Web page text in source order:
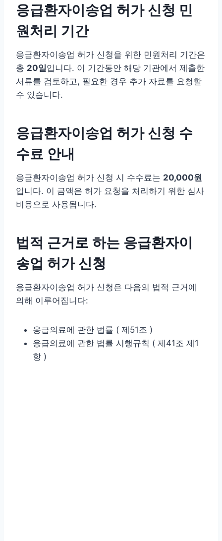
응급환자이송업 허가 신청 민
원처리 기간
응급환자이송업 허가 신청을 위한 민원처리 기간은
총 20일입니다. 이 기간동안 해당 기관에서 제출한
서류를 검토하고, 필요한 경우 추가 자료를 요청할
수 있습니다.
응급환자이송업 허가 신청 수
수료 안내
응급환자이송업 허가 신청 시 수수료는 20,000원
입니다. 이 금액은 허가 요청을 처리하기 위한 심사
비용으로 사용됩니다.
법적 근거로 하는 응급환자이
송업 허가 신청
응급환자이송업 허가 신청은 다음의 법적 근거에
의해 이루어집니다:
응급의료에 관한 법률 ( 제51조 )
응급의료에 관한 법률 시행규칙 ( 제41조 제1
항 )